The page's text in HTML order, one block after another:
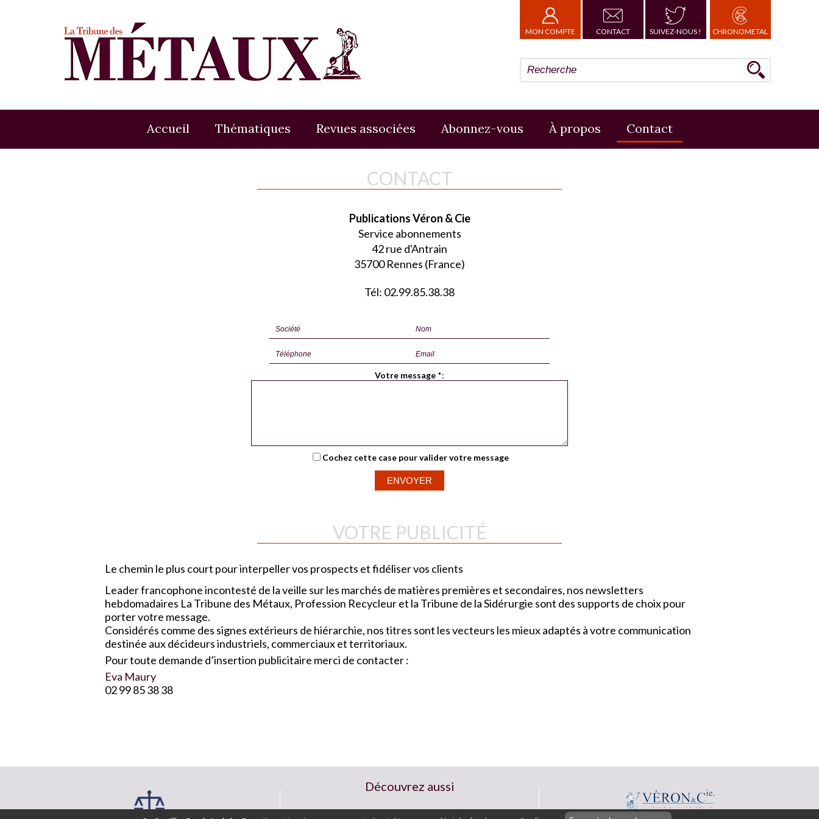
MON COMPTE CONTACT SUIVEZ-NOUS ! CHRONOMETAL
Accueil Thématiques Revues associées Abonnez-vous À propos Contact
CONTACT
Publications Véron & Cie
Service abonnements
42 rue d'Antrain
35700 Rennes (France)
Tél: 02.99.85.38.38
Votre message *:
Cochez cette case pour valider votre message
VOTRE PUBLICITÉ
Le chemin le plus court pour interpeller vos prospects et fidéliser vos clients
Leader francophone incontesté de la veille sur les marchés de matières premières et secondaires, nos newsletters
hebdomadaires La Tribune des Métaux, Profession Recycleur et la Tribune de la Sidérurgie sont des supports de choix pour
porter votre message.
Considérés comme des signes extérieurs de hiérarchie, nos titres sont les vecteurs les mieux adaptés à votre communication
destinée aux décideurs industriels, commerciaux et territoriaux.
Pour toute demande d’insertion publicitaire merci de contacter :
Eva Maury
02 99 85 38 38
Découvrez aussi